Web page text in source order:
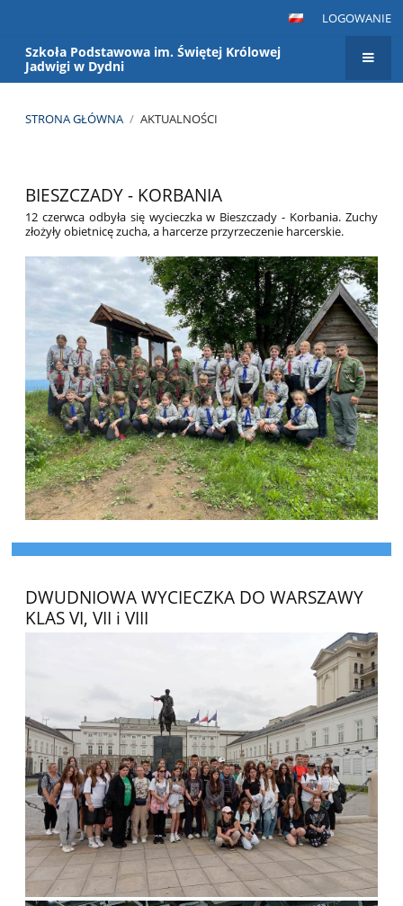
LOGOWANIE
Szkoła Podstawowa im. Świętej Królowej
Jadwigi w Dydni
STRONA GŁÓWNA / AKTUALNOŚCI
BIESZCZADY - KORBANIA
12 czerwca odbyła się wycieczka w Bieszczady - Korbania. Zuchy
złożyły obietnicę zucha, a harcerze przyrzeczenie harcerskie.
DWUDNIOWA WYCIECZKA DO WARSZAWY
KLAS VI, VII i VIII